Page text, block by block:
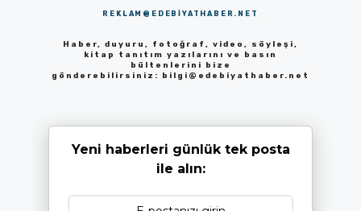
REKLAM@EDEBIYATHABER.NET
Haber, duyuru, fotoğraf, video, söyleşi,
kitap tanıtım yazılarını ve basın
bültenlerini bize
gönderebilirsiniz: bilgi@edebiyathaber.net
Yeni haberleri günlük tek posta
ile alın: